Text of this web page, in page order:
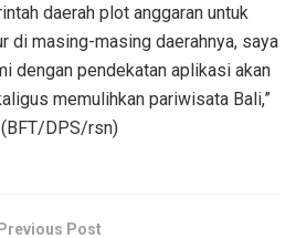
daerah plot anggaran untuk
di masing-masing daerahnya, saya
dengan pendekatan aplikasi akan
memulihkan pariwisata Bali,”
(BFT/DPS/rsn)
Previous Post